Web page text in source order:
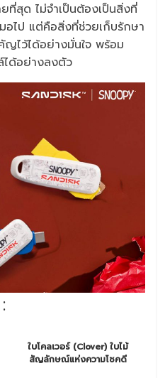
ที่สุด ไม่จำเป็นต้องเป็นสิ่งที่
อไป แต่คือสิ่งที่ช่วยเก็บรักษา
ญไว้ได้อย่างมั่นใจ พร้อม
ได้อย่างลงตัว
ใบโคลเวอร์ (Clover) ใบไม้
สัญลักษณ์แห่งความโชคดี